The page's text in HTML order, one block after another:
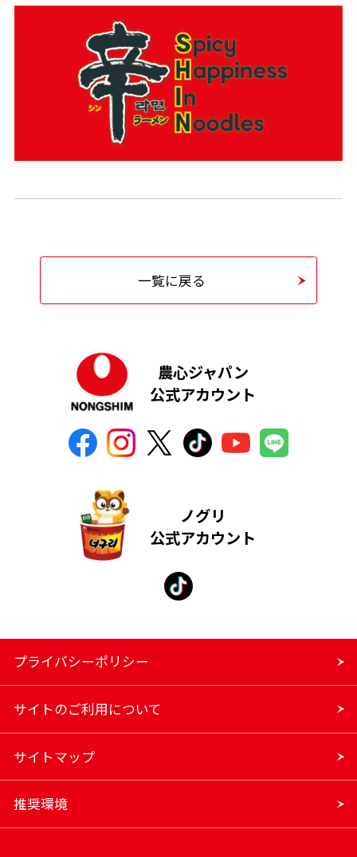
一覧に戻る
農心ジャパン
公式アカウント
ノグリ
公式アカウント
プライバシーポリシー
サイトのご利用について
サイトマップ
推奨環境